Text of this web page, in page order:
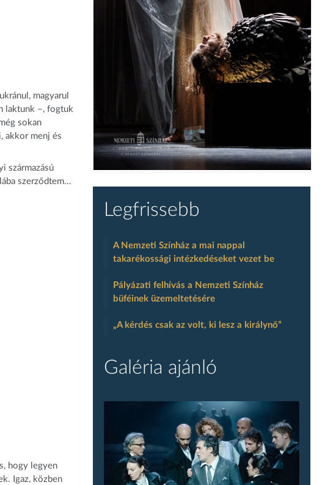
magyarul
laktunk –, fogtuk
sokan
akkor menj és
származású
szerződtem…
hogy legyen
Igaz, közben
Legfrissebb
A Nemzeti Színház a mai nappal
takarékossági intézkedéseket vezet be
Pályázati felhívás a Nemzeti Színház
büféinek üzemeltetésére
„A kérdés csak az volt, ki lesz a királynő”
Galéria ajánló